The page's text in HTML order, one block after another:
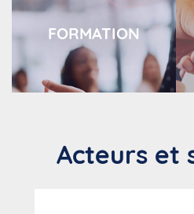
FORMATION
Acteurs et